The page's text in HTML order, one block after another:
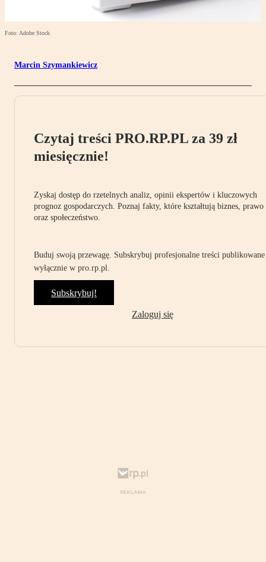
Foto: Adobe Stock
Marcin Szymankiewicz
Czytaj treści PRO.RP.PL za 39 zł
miesięcznie!
Zyskaj dostęp do rzetelnych analiz, opinii ekspertów i kluczowych
prognoz gospodarczych. Poznaj fakty, które kształtują biznes, prawo
oraz społeczeństwo.
Buduj swoją przewagę. Subskrybuj profesjonalne treści publikowane
wyłącznie w pro.rp.pl.
Subskrybuj!
Zaloguj się